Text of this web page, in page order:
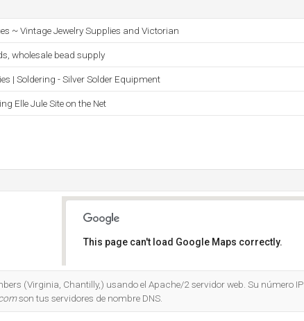
~ Vintage Jewelry Supplies and Victorian
wholesale bead supply
| Soldering - Silver Solder Equipment
Elle Jule Site on the Net
This page can't load Google Maps correctly.
(Virginia, Chantilly,) usando el Apache/2 servidor web. Su número IP
son tus servidores de nombre DNS.